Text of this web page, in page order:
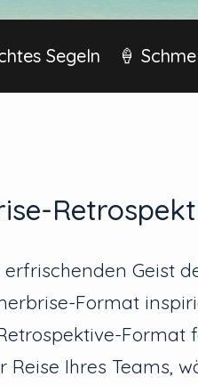
Segeln 🍦
erfrischenden Geist
Format
Format
Reise Ihres Teams,